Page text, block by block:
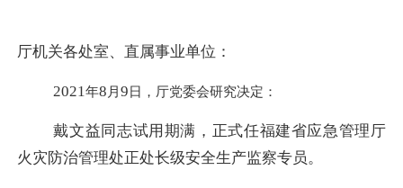
厅机关各处室、直属事业单位：
2021年8 月9日，厅党委会研究决定：
戴文益同志试用期满，正式任福建省应急管理厅
火灾防治管理处正处长级安全生产监察专员。